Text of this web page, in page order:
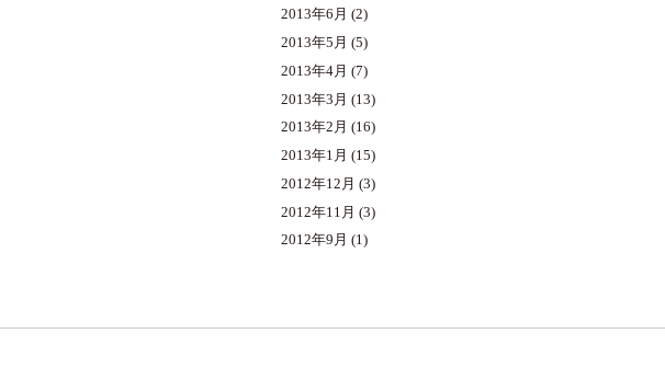
2013年6月 (2)
2013年5月 (5)
2013年4月 (7)
2013年3月 (13)
2013年2月 (16)
2013年1月 (15)
2012年12月 (3)
2012年11月 (3)
2012年9月 (1)